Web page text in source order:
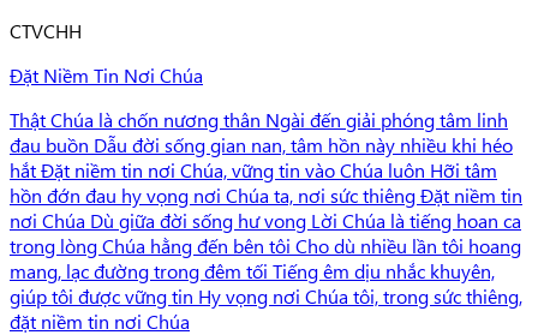
CTVCHH
Đặt Niềm Tin Nơi Chúa
Thật Chúa là chốn nương thân Ngài đến giải phóng tâm linh
đau buồn Dẫu đời sống gian nan, tâm hồn này nhiều khi héo
hắt Đặt niềm tin nơi Chúa, vững tin vào Chúa luôn Hỡi tâm
hồn đớn đau hy vọng nơi Chúa ta, nơi sức thiêng Đặt niềm tin
nơi Chúa Dù giữa đời sống hư vong Lời Chúa là tiếng hoan ca
trong lòng Chúa hằng đến bên tôi Cho dù nhiều lần tôi hoang
mang, lạc đường trong đêm tối Tiếng êm dịu nhắc khuyên,
giúp tôi được vững tin Hy vọng nơi Chúa tôi, trong sức thiêng,
đặt niềm tin nơi Chúa